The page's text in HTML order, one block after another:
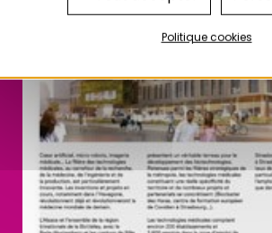
Politique cookies